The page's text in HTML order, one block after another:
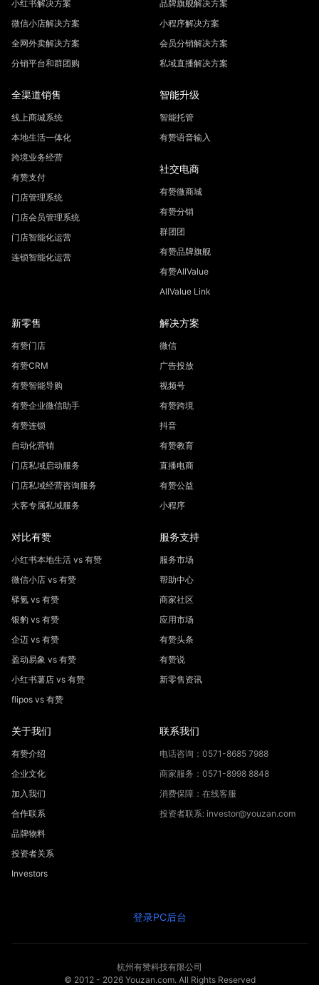
小红书解决方案
微信小店解决方案
全网外卖解决方案
分销平台和群团购
品牌旗舰解决方案
小程序解决方案
会员分销解决方案
私域直播解决方案
全渠道销售
线上商城系统
本地生活一体化
跨境业务经营
有赞支付
门店管理系统
门店会员管理系统
门店智能化运营
连锁智能化运营
智能升级
智能托管
有赞语音输入
社交电商
有赞微商城
有赞分销
群团团
有赞品牌旗舰
有赞AllValue
AllValue Link
新零售
有赞门店
有赞CRM
有赞智能导购
有赞企业微信助手
有赞连锁
自动化营销
门店私域启动服务
门店私域经营咨询服务
大客专属私域服务
解决方案
微信
广告投放
视频号
有赞跨境
抖音
有赞教育
直播电商
有赞公益
小程序
对比有赞
小红书本地生活 vs 有赞
微信小店 vs 有赞
驿氪 vs 有赞
银豹 vs 有赞
企迈 vs 有赞
盈动易象 vs 有赞
小红书薯店 vs 有赞
flipos vs 有赞
服务支持
服务市场
帮助中心
商家社区
应用市场
有赞头条
有赞说
新零售资讯
关于我们
有赞介绍
企业文化
加入我们
合作联系
品牌物料
投资者关系
Investors
联系我们
电话咨询：0571-8685 7988
商家服务：0571-8998 8848
消费保障：在线客服
投资者联系: investor@youzan.com
登录PC后台
杭州有赞科技有限公司
© 2012 - 2026Youzan.com. All Rights Reserved